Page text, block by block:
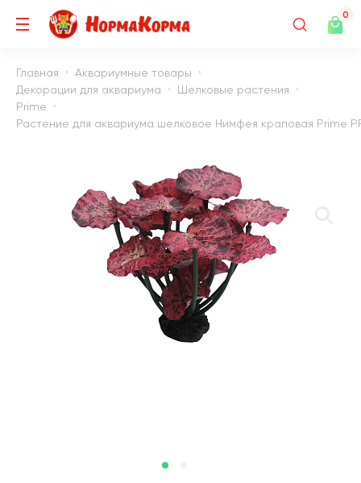
0
Главная
Аквариумные товары
Декорации для аквариума
Шелковые растения
Prime
Растение для аквариума шелковое Нимфея краповая Prime